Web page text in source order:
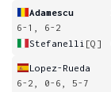
Adamescu
6-1, 6-2
Stefanelli [Q]
Lopez-Rueda
6-2, 0-6, 5-7